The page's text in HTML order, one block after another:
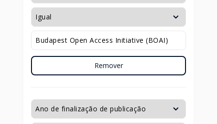
Remover